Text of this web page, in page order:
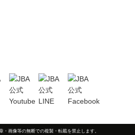
・画像等の無断での複製・転載を禁止します。